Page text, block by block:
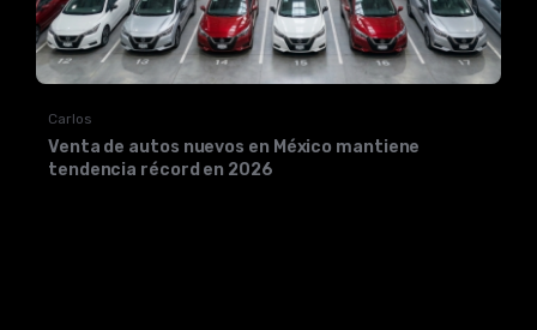
Carlos
Venta de autos nuevos en México mantiene
tendencia récord en 2026